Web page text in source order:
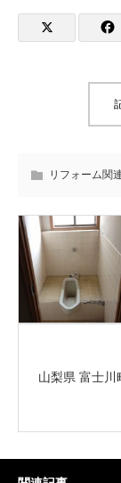
リフォーム関
山梨県 富士川